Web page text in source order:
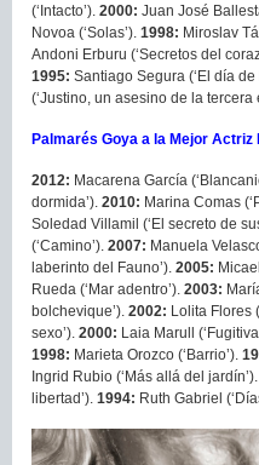
(‘Intacto’). 2000: Juan José
Novoa (‘Solas’). 1998: Miroslav
Andoni Erburu (‘Secretos del
1995: Santiago Segura (‘El día de
(‘Justino, un asesino de la tercera
Palmarés Goya a la Mejor Actriz
2012: Macarena García
dormida’). 2010: Marina Comas
Soledad Villamil (‘El secreto de
(‘Camino’). 2007: Manuela
laberinto del Fauno’). 2005:
Rueda (‘Mar adentro’). 2003:
bolchevique’). 2002: Lolita Flores
sexo’). 2000: Laia Marull
1998: Marieta Orozco (‘Barrio’).
Ingrid Rubio (‘Más allá del jardín’).
libertad’). 1994: Ruth Gabriel